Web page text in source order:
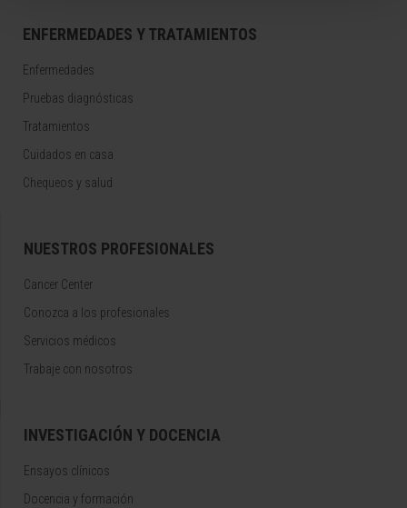
ENFERMEDADES Y TRATAMIENTOS
Enfermedades
Pruebas diagnósticas
Tratamientos
Cuidados en casa
Chequeos y salud
NUESTROS PROFESIONALES
Cancer Center
Conozca a los profesionales
Servicios médicos
Trabaje con nosotros
INVESTIGACIÓN Y DOCENCIA
Ensayos clínicos
Docencia y formación